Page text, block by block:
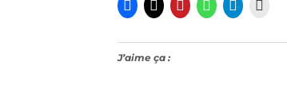
J’aime ça :